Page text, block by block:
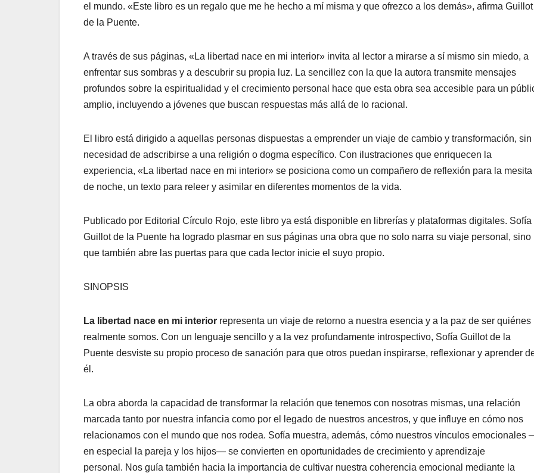
el mundo. «Este libro es un regalo que me he hecho a mí misma y que ofrezco a los demás», afirma Guillot
de la Puente.
A través de sus páginas, «La libertad nace en mi interior» invita al lector a mirarse a sí mismo sin miedo, a
enfrentar sus sombras y a descubrir su propia luz. La sencillez con la que la autora transmite mensajes
profundos sobre la espiritualidad y el crecimiento personal hace que esta obra sea accesible para un
amplio, incluyendo a jóvenes que buscan respuestas más allá de lo racional.
El libro está dirigido a aquellas personas dispuestas a emprender un viaje de cambio y transformación, sin
necesidad de adscribirse a una religión o dogma específico. Con ilustraciones que enriquecen la
experiencia, «La libertad nace en mi interior» se posiciona como un compañero de reflexión para la mesita
de noche, un texto para releer y asimilar en diferentes momentos de la vida.
Publicado por Editorial Círculo Rojo, este libro ya está disponible en librerías y plataformas digitales. Sofía
Guillot de la Puente ha logrado plasmar en sus páginas una obra que no solo narra su viaje personal, sino
que también abre las puertas para que cada lector inicie el suyo propio.
SINOPSIS
La libertad nace en mi interior representa un viaje de retorno a nuestra esencia y a la paz de ser quiénes
realmente somos. Con un lenguaje sencillo y a la vez profundamente introspectivo, Sofía Guillot de la
Puente desviste su propio proceso de sanación para que otros puedan inspirarse, reflexionar y aprender
él.
La obra aborda la capacidad de transformar la relación que tenemos con nosotras mismas, una relación
marcada tanto por nuestra infancia como por el legado de nuestros ancestros, y que influye en cómo nos
relacionamos con el mundo que nos rodea. Sofía muestra, además, cómo nuestros vínculos emocionales
en especial la pareja y los hijos— se convierten en oportunidades de crecimiento y aprendizaje
personal. Nos guía también hacia la importancia de cultivar nuestra coherencia emocional mediante la